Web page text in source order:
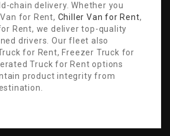
chain delivery. Whether you
for Rent, Chiller Van for Rent,
Rent, we deliver top-quality
drivers. Our fleet also
for Rent, Freezer Truck for
Truck for Rent options
product integrity from